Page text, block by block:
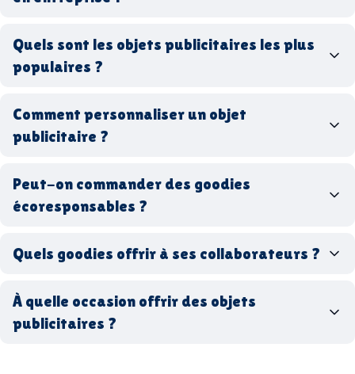
Quels sont les objets publicitaires les plus
populaires ?
stylos personnalisés
tote bags publicitaires
gourdes réutilisables
France Made in Europe goodies hi-tech
Comment personnaliser un objet
publicitaire ?
Peut-on commander des goodies
écoresponsables ?
goodies écologiques
recyclés, fabriqués en France ou en Europe,
biodégradables ou réutilisables
Quels goodies offrir à ses collaborateurs ?
entreprise
goodies utiles au bureau
À quelle occasion offrir des objets
publicitaires ?